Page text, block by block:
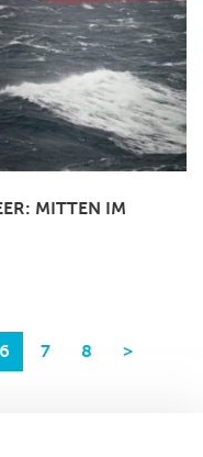
MITTEN IM
6 7 8 >